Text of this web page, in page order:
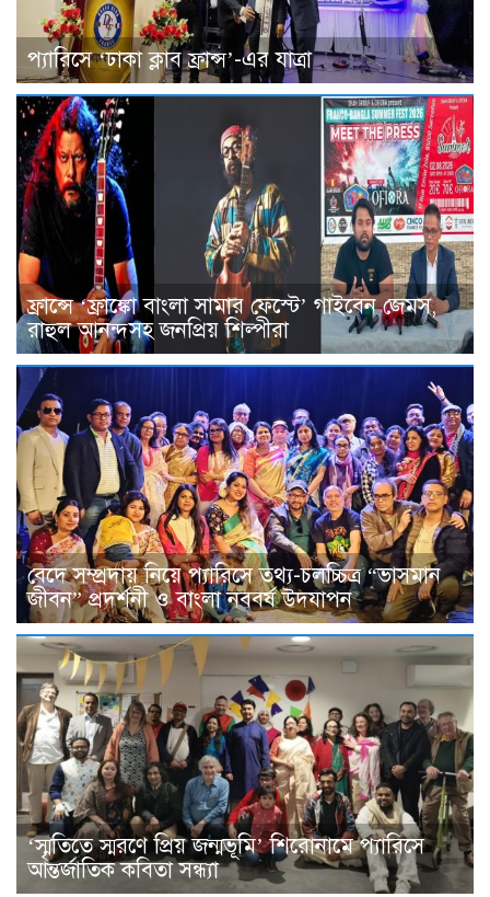
প্যারিসে ‘ঢাকা ক্লাব ফ্রান্স’-এর যাত্রা
ফ্রান্সে ‘ফ্রাঙ্কো বাংলা সামার ফেস্টে’ গাইবেন জেমস,
রাহুল আনন্দসহ জনপ্রিয় শিল্পীরা
বেদে সম্প্রদায় নিয়ে প্যারিসে তথ্য-চলচ্চিত্র “ভাসমান
জীবন” প্রদর্শনী ও বাংলা নববর্ষ উদযাপন
‘স্মৃতিতে স্মরণে প্রিয় জন্মভূমি’ শিরোনামে প্যারিসে
আন্তর্জাতিক কবিতা সন্ধ্যা